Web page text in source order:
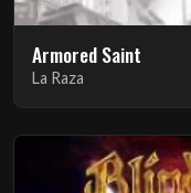
Armored Saint
La Raza